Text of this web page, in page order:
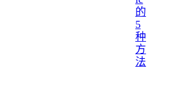
的
5
种
方
法